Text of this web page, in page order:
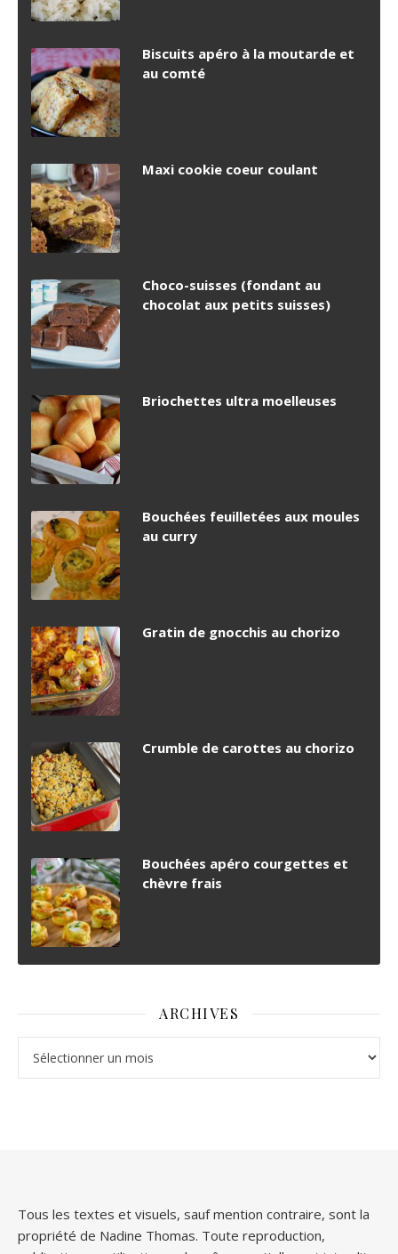
Biscuits apéro à la moutarde et
au comté
Maxi cookie coeur coulant
Choco-suisses (fondant au
chocolat aux petits suisses)
Briochettes ultra moelleuses
Bouchées feuilletées aux moules
au curry
Gratin de gnocchis au chorizo
Crumble de carottes au chorizo
Bouchées apéro courgettes et
chèvre frais
ARCHIVES
Tous les textes et visuels, sauf mention contraire, sont la
propriété de Nadine Thomas. Toute reproduction,